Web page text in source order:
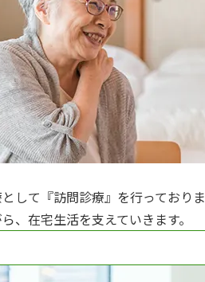
して『訪問診療』を行っており
、在宅生活を支えていきます。